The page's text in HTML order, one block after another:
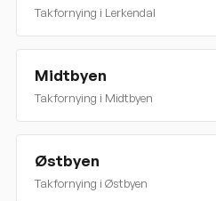
Takfornying i Lerkendal
Midtbyen
Takfornying i Midtbyen
Østbyen
Takfornying i Østbyen